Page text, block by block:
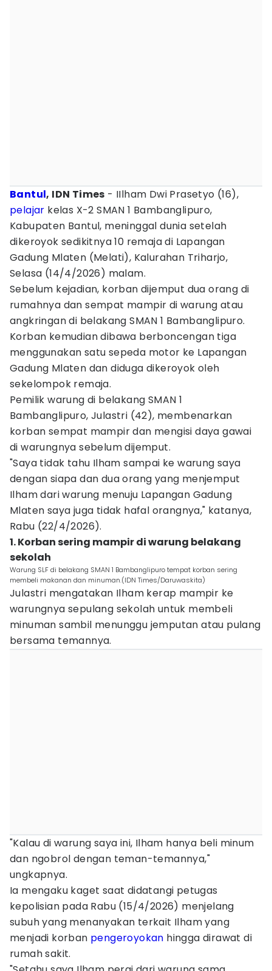
Bantul, IDN Times - IIlham Dwi Prasetyo (16),
pelajar kelas X-2 SMAN 1 Bambanglipuro,
Kabupaten Bantul, meninggal dunia setelah
dikeroyok sedikitnya 10 remaja di Lapangan
Gadung Mlaten (Melati), Kalurahan Triharjo,
Selasa (14/4/2026) malam.
Sebelum kejadian, korban dijemput dua orang di
rumahnya dan sempat mampir di warung atau
angkringan di belakang SMAN 1 Bambanglipuro.
Korban kemudian dibawa berboncengan tiga
menggunakan satu sepeda motor ke Lapangan
Gadung Mlaten dan diduga dikeroyok oleh
sekelompok remaja.
Pemilik warung di belakang SMAN 1
Bambanglipuro, Julastri (42), membenarkan
korban sempat mampir dan mengisi daya gawai
di warungnya sebelum dijemput.
"Saya tidak tahu Ilham sampai ke warung saya
dengan siapa dan dua orang yang menjemput
Ilham dari warung menuju Lapangan Gadung
Mlaten saya juga tidak hafal orangnya," katanya,
Rabu (22/4/2026).
1. ‎Korban sering mampir di warung belakang
sekolah
Warung SLF di belakang SMAN 1 Bambanglipuro tempat korban sering
membeli makanan dan minuman.(IDN Times/Daruwaskita)
Julastri mengatakan Ilham kerap mampir ke
warungnya sepulang sekolah untuk membeli
minuman sambil menunggu jemputan atau pulang
bersama temannya.
"Kalau di warung saya ini, Ilham hanya beli minum
dan ngobrol dengan teman-temannya,"
ungkapnya.
Ia mengaku kaget saat didatangi petugas
kepolisian pada Rabu (15/4/2026) menjelang
subuh yang menanyakan terkait Ilham yang
menjadi korban pengeroyokan hingga dirawat di
rumah sakit.